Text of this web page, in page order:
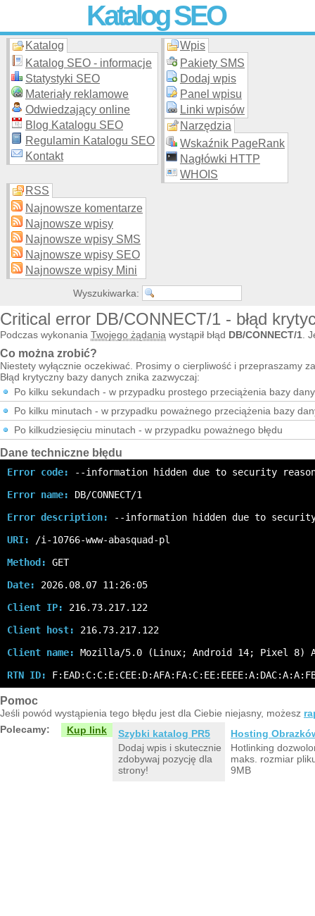
Katalog SEO
Skuteczna i promocja stron WWW –
moderowanego katalogu za darmo!
Katalog
Katalog SEO - informacje
Statystyki SEO
Materiały reklamowe
Odwiedzający online
Blog Katalogu SEO
Regulamin Katalogu SEO
Kontakt
Wpis
Pakiety SMS
Dodaj wpis
Panel wpisu
Linki wpisów
Narzędzia
Wskaźnik PageRank
Nagłówki HTTP
WHOIS
RSS
Najnowsze komentarze
Najnowsze wpisy
Najnowsze wpisy SMS
Najnowsze wpisy SEO
Najnowsze wpisy Mini
Wyszukiwarka:
Critical error DB/CONNECT/1 - błąd
Podczas wykonania Twojego żądania wystąpił błąd DB/CONNECT/1 .
Co można zrobić?
Niestety wyłącznie oczekiwać. Prosimy o cierpliwość i przepraszamy
Błąd krytyczny bazy danych znika zazwyczaj:
Po kilku sekundach - w przypadku prostego przeciążenia bazy
Po kilku minutach - w przypadku poważnego przeciążenia bazy
Po kilkudziesięciu minutach - w przypadku poważnego błędu
Dane techniczne błędu
Error code:
--information hidden due to security
Error name:
DB/CONNECT/1
Error description:
--information hidden due to
URI:
/i-10766-www-abasquad-pl
Method:
GET
Date:
2026.08.07 11:26:05
Client IP:
216.73.217.122
Client host:
216.73.217.122
Client name:
Mozilla/5.0 (Linux; Android 14; Pixel 8)
RTN ID:
Pomoc
Jeśli powód wystąpienia tego błędu jest dla Ciebie niejasny, możesz
Polecamy:
Kup link
Szybki katalog PR5
Dodaj wpis i skutecznie
zdobywaj pozycję dla
strony!
Hosting
Hotlinking
maks. rozmiar
9MB